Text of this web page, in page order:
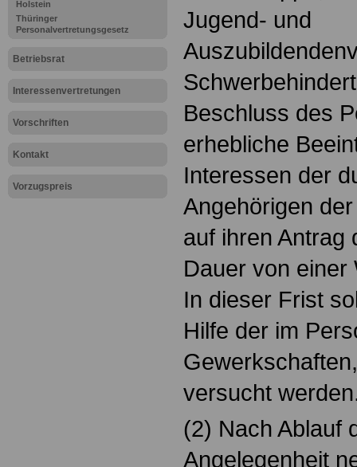
Holstein
Thüringer
Personalvertretungsgesetz
Betriebsrat
Interessenvertretungen
Vorschriften
Kontakt
Vorzugspreis
Jugend- und
Beschluss des
erhebliche
Interessen der
Angehörigen
auf ihren Antrag
Dauer von einer
In dieser Frist
Hilfe der im
versucht
(2) Nach Ablauf
Angelegenheit